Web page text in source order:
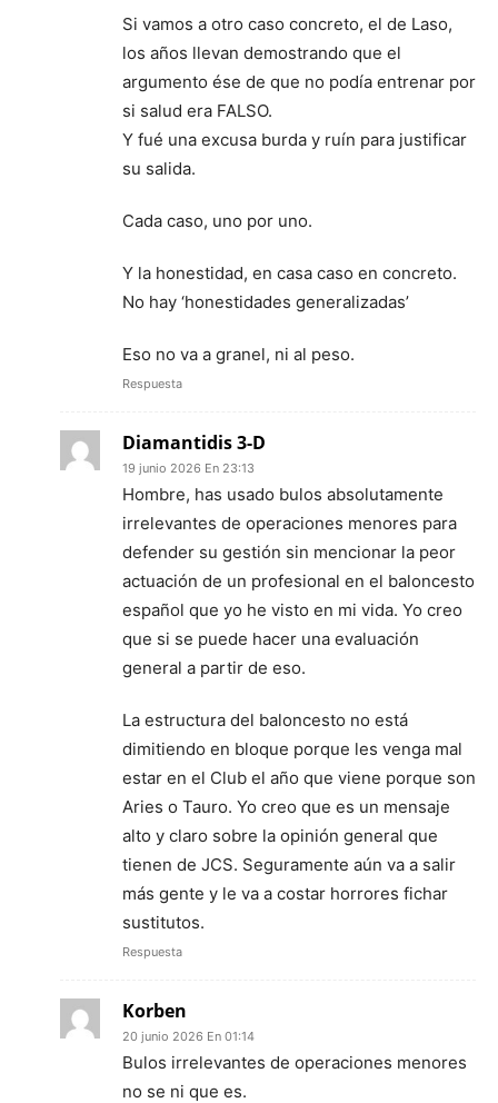
Si vamos a otro caso concreto, el de Laso,
los años llevan demostrando que el
argumento ése de que no podía entrenar por
si salud era FALSO.
Y fué una excusa burda y ruín para justificar
su salida.
Cada caso, uno por uno.
Y la honestidad, en casa caso en concreto.
No hay ‘honestidades generalizadas’
Eso no va a granel, ni al peso.
Respuesta
Diamantidis 3-D
19 junio 2026 En 23:13
Hombre, has usado bulos absolutamente
irrelevantes de operaciones menores para
defender su gestión sin mencionar la peor
actuación de un profesional en el baloncesto
español que yo he visto en mi vida. Yo creo
que si se puede hacer una evaluación
general a partir de eso.
La estructura del baloncesto no está
dimitiendo en bloque porque les venga mal
estar en el Club el año que viene porque son
Aries o Tauro. Yo creo que es un mensaje
alto y claro sobre la opinión general que
tienen de JCS. Seguramente aún va a salir
más gente y le va a costar horrores fichar
sustitutos.
Respuesta
Korben
20 junio 2026 En 01:14
Bulos irrelevantes de operaciones menores
no se ni que es.